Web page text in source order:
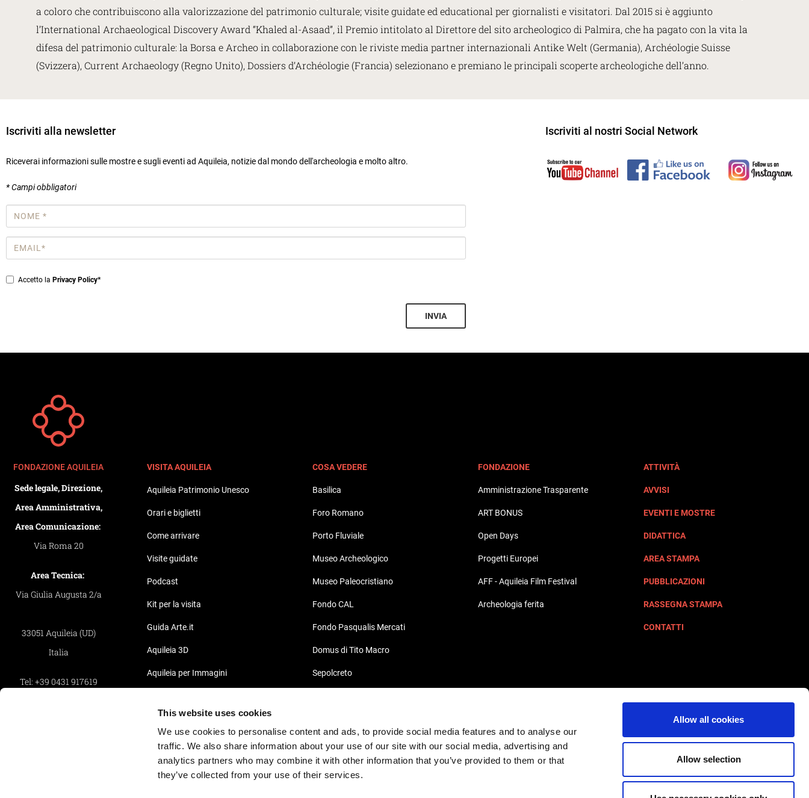
This website uses cookies
We use cookies to personalise content and ads, to provide social media features and to analyse our
traffic. We also share information about your use of our site with our social media, advertising and
analytics partners who may combine it with other information that you’ve provided to them or that
they’ve collected from your use of their services.
Allow all cookies
Allow selection
a coloro che contribuiscono alla valorizzazione del patrimonio culturale; visite guidate ed educational per giornalisti e visitatori. Dal 2015 si è aggiunto
l’International Archaeological Discovery Award “Khaled al-Asaad”, il Premio intitolato al Direttore del sito archeologico di Palmira, che ha pagato con la vita la
difesa del patrimonio culturale: la Borsa e Archeo in collaborazione con le riviste media partner internazionali Antike Welt (Germania), Archéologie Suisse
(Svizzera), Current Archaeology (Regno Unito), Dossiers d’Archéologie (Francia) selezionano e premiano le principali scoperte archeologiche dell’anno.
Iscriviti alla newsletter
Riceverai informazioni sulle mostre e sugli eventi ad Aquileia, notizie dal mondo dell'archeologia e molto altro.
* Campi obbligatori
Nome
*
Email
*
Privacy
Accetto la Privacy Policy*
INVIA
Iscriviti al nostri Social Network
VISITA AQUILEIA
Aquileia Patrimonio Unesco
Orari e biglietti
Come arrivare
Visite guidate
Podcast
Kit per la visita
Guida Arte.it
Aquileia 3D
Aquileia per Immagini
COSA VEDERE
Basilica
Foro Romano
Porto Fluviale
Museo Archeologico
Museo Paleocristiano
Fondo CAL
Fondo Pasqualis Mercati
Domus di Tito Macro
Sepolcreto
Decumano di Aratria Galla
FONDAZIONE
Amministrazione Trasparente
ART BONUS
Open Days
Progetti Europei
AFF - Aquileia Film Festival
Archeologia ferita
ATTIVITÀ
AVVISI
EVENTI E MOSTRE
DIDATTICA
AREA STAMPA
PUBBLICAZIONI
RASSEGNA STAMPA
CONTATTI
FONDAZIONE AQUILEIA
Sede legale, Direzione,
Area Amministrativa,
Area Comunicazione:
Via Roma 20
Area Tecnica:
Via Giulia Augusta 2/a
33051 Aquileia (UD)
Italia
Tel: +39 0431 917619